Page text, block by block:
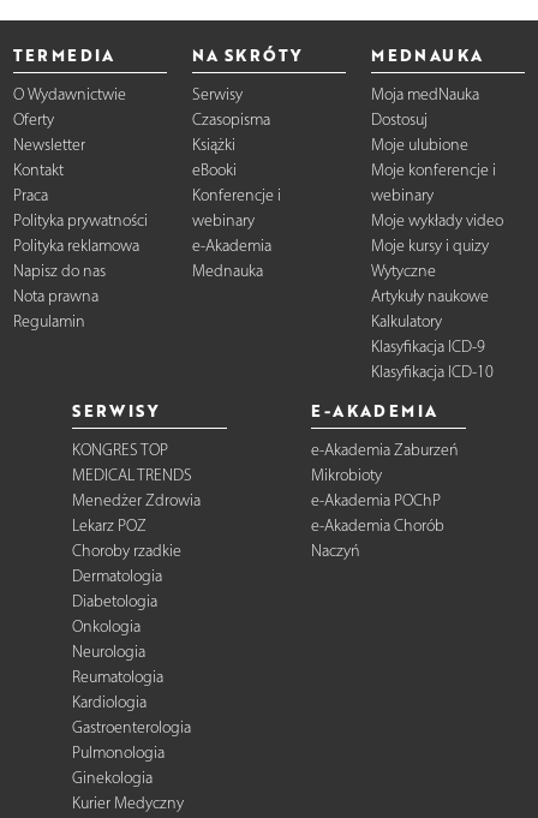
TERMEDIA
O Wydawnictwie
Oferty
Newsletter
Kontakt
Praca
Polityka prywatności
Polityka reklamowa
Napisz do nas
Nota prawna
Regulamin
NA SKRÓTY
Serwisy
Czasopisma
Książki
eBooki
Konferencje i
webinary
e-Akademia
Mednauka
MEDNAUKA
Moja medNauka
Dostosuj
Moje ulubione
Moje konferencje i
webinary
Moje wykłady video
Moje kursy i quizy
Wytyczne
Artykuły naukowe
Kalkulatory
Klasyfikacja ICD-9
Klasyfikacja ICD-10
SERWISY
KONGRES TOP
MEDICAL TRENDS
Menedżer Zdrowia
Lekarz POZ
Choroby rzadkie
Dermatologia
Diabetologia
Onkologia
Neurologia
Reumatologia
Kardiologia
Gastroenterologia
Pulmonologia
Ginekologia
Kurier Medyczny
E-AKADEMIA
e-Akademia Zaburzeń
Mikrobioty
e-Akademia POChP
e-Akademia Chorób
Naczyń